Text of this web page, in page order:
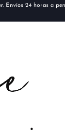
Envíos 24 horas a